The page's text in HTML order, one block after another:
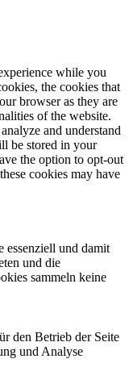
while you
the cookies that
browser as they are
of the website.
and understand
be stored in your
the option to opt-out
cookies may have
essenziell und damit
und die
sammeln keine
den Betrieb der Seite
und Analyse